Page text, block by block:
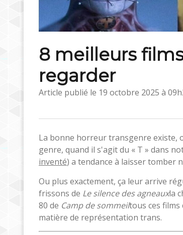
8 meilleurs
regarder
Article publié le 19 octobre 2025 à
La bonne horreur transgenre existe,
genre, quand il s'agit du « T » dans
inventé) a tendance à laisser tomber
Ou plus exactement, ça leur arrive
frissons de Le silence des agneauxla
80 de Camp de sommeiltous ces
matière de représentation trans.